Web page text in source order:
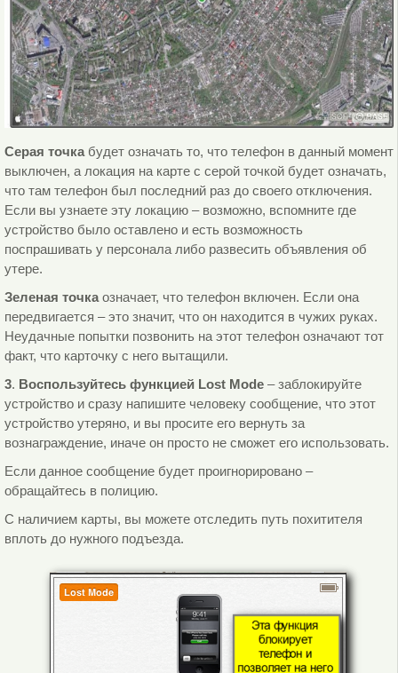
Серая точкабудет означать то, что телефон в данный момент
выключен, а локация на карте с серой точкой будет означать,
что там телефон был последний раз до своего отключения.
Если вы узнаете эту локацию – возможно, вспомните где
устройство было оставлено и есть возможность
поспрашивать у персонала либо развесить объявления об
утере.
Зеленая точкаозначает, что телефон включен. Если она
передвигается – это значит, что он находится в чужих руках.
Неудачные попытки позвонить на этот телефон означают тот
факт, что карточку с него вытащили.
3. Воспользуйтесь функцией Lost Mode– заблокируйте
устройство и сразу напишите человеку сообщение, что этот
устройство утеряно, и вы просите его вернуть за
вознаграждение, иначе он просто не сможет его использовать.
Если данное сообщение будет проигнорировано –
обращайтесь в полицию.
С наличием карты, вы можете отследить путь похитителя
вплоть до нужного подъезда.